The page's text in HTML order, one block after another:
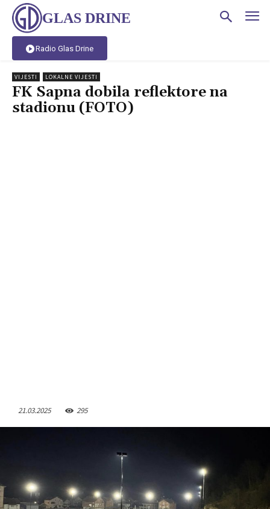
GLAS DRINE
Radio Glas Drine
VIJESTI LOKALNE VIJESTI
FK Sapna dobila reflektore na
stadionu (FOTO)
21.03.2025 295